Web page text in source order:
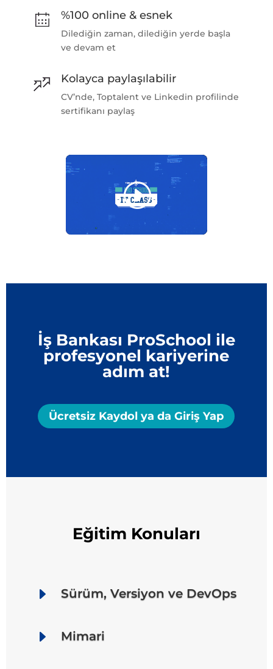
%100 online & esnek
Dilediğin zaman, dilediğin yerde başla
ve devam et
Kolayca paylaşılabilir
CV’nde, Toptalent ve Linkedin profilinde
sertifikanı paylaş
İş Bankası ProSchool ile
profesyonel kariyerine
adım at!
Ücretsiz Kaydol ya da Giriş Yap
Eğitim Konuları
E Sürüm, Versiyon ve DevOps
E Mimari